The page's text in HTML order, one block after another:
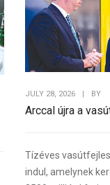
JULY 28, 2026 BY
Arccal újra a
Tízéves
indul, amelynek